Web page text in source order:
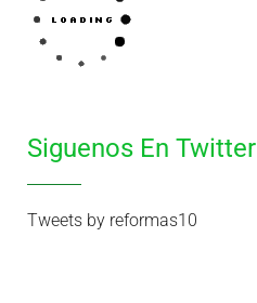
Siguenos En Twitter
Tweets by reformas10